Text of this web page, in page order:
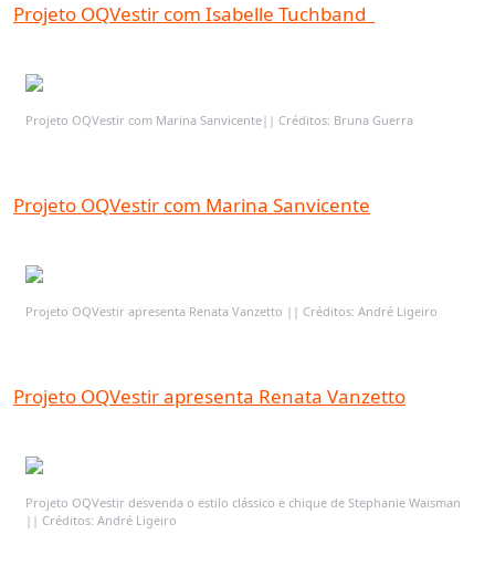
Projeto OQVestir com Isabelle Tuchband
Projeto OQVestir com Marina Sanvicente|| Créditos: Bruna Guerra
Projeto OQVestir com Marina Sanvicente
Projeto OQVestir apresenta Renata Vanzetto || Créditos: André Ligeiro
Projeto OQVestir apresenta Renata Vanzetto
Projeto OQVestir desvenda o estilo clássico e chique de Stephanie Waisman
|| Créditos: André Ligeiro